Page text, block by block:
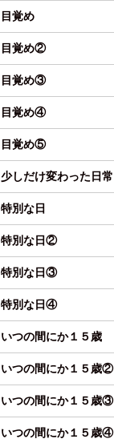
目覚め
目覚め②
目覚め③
目覚め④
目覚め⑤
少しだけ変わった日常
特別な日
特別な日②
特別な日③
特別な日④
いつの間にか１５歳
いつの間にか１５歳②
いつの間にか１５歳③
いつの間にか１５歳④